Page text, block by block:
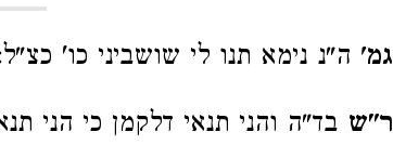
גמ' ה"נ נימא תנו לי שושביני כו'
ר"ש בד"ה והני תנאי דלקמן כי הני